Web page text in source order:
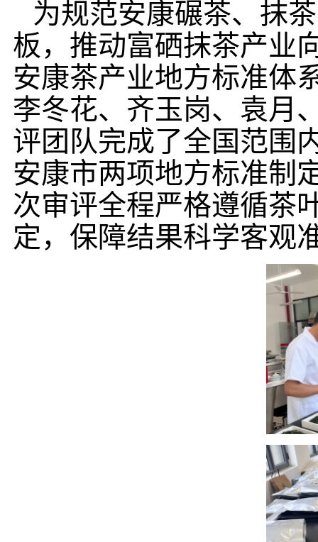
为规范安康碾茶、抹
板，推动富硒抹茶产业
安康茶产业地方标准体
李冬花、齐玉岗、袁月
评团队完成了全国范围
安康市两项地方标准制
次审评全程严格遵循茶
定，保障结果科学客观